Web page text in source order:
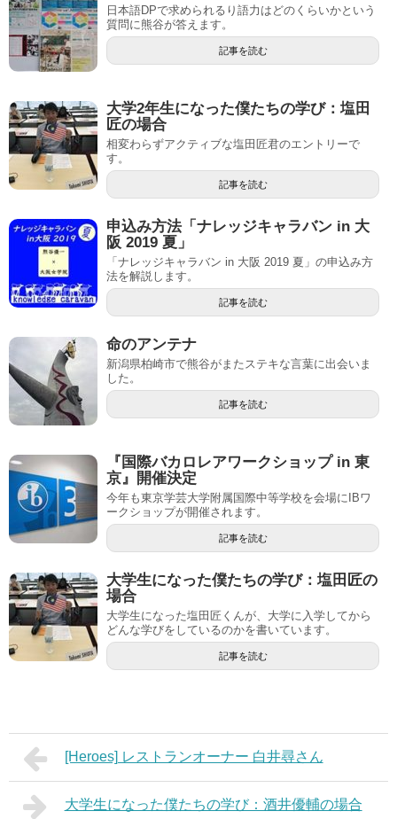
日本語DPで求められるり語力はどのくらいかという
質問に熊谷が答えます。
記事を読む
大学2年生になった僕たちの学び：塩田
匠の場合
相変わらずアクティブな塩田匠君のエントリーで
す。
記事を読む
申込み方法「ナレッジキャラバン in 大
阪 2019 夏」
「ナレッジキャラバン in 大阪 2019 夏」の申込み方
法を解説します。
記事を読む
命のアンテナ
新潟県柏崎市で熊谷がまたステキな言葉に出会いま
した。
記事を読む
『国際バカロレアワークショップ in 東
京』開催決定
今年も東京学芸大学附属国際中等学校を会場にIBワ
ークショップが開催されます。
記事を読む
大学生になった僕たちの学び：塩田匠の
場合
大学生になった塩田匠くんが、大学に入学してから
どんな学びをしているのかを書いています。
記事を読む
[Heroes] レストランオーナー 白井尋さん
大学生になった僕たちの学び：酒井優輔の場合